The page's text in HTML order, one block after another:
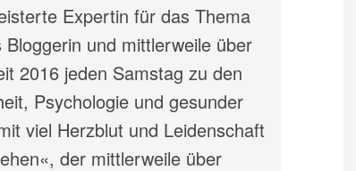
Expertin für das Thema
und mittlerweile über
2016 jeden Samstag zu den
Psychologie und gesunder
viel Herzblut und Leidenschaft
der mittlerweile über